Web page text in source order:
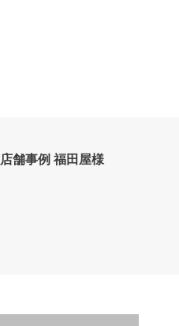
舗事例 福田屋様